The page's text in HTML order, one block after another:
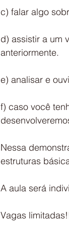
c) falar algo
d) assistir a um
anteriormente.
e) analisar e
f) caso você
Nessa
estruturas
A aula será
Vagas